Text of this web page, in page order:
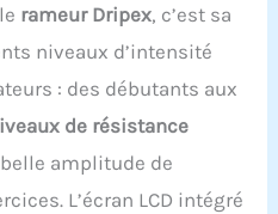
le coussin
et moelleux
vous assure un confort
même après une
pratique. Les
rameurs Dripex peuvent
connectés à des
comme
rameur Dripex, c’est sa
niveaux d’intensité
: des débutants aux
de résistance
amplitude de
L’écran LCD intégré